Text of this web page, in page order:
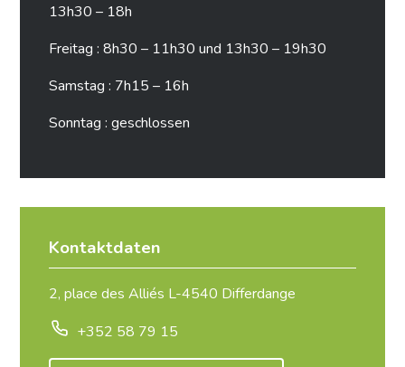
13h30 – 18h
Freitag : 8h30 – 11h30 und 13h30 – 19h30
Samstag : 7h15 – 16h
Sonntag : geschlossen
Kontaktdaten
2, place des Alliés L-4540 Differdange
+352 58 79 15